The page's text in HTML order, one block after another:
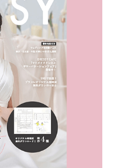
で候補を絞れる「ウェディ
験型 […]
続きを読む